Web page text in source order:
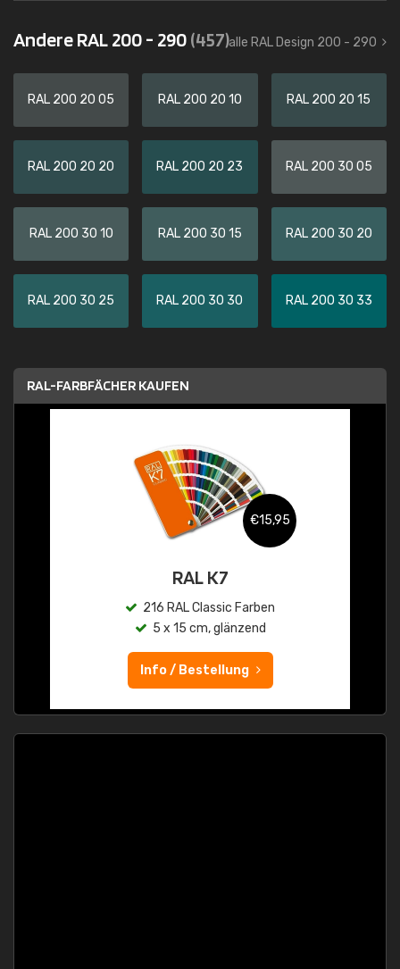
Andere RAL 200 - 290(457)alle RAL Design 200 - 290
RAL 200 20 05 RAL 200 20 10 RAL 200 20 15
RAL 200 20 20 RAL 200 20 23 RAL 200 30 05
RAL 200 30 10 RAL 200 30 15 RAL 200 30 20
RAL 200 30 25 RAL 200 30 30 RAL 200 30 33
RAL-FARBFÄCHER KAUFEN
€15,95
RAL K7
216 RAL Classic Farben
5 x 15 cm, glänzend
Info / Bestellung